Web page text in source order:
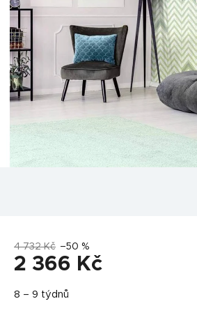
4 732 Kč –50 %
2 366 Kč
cena:
8 – 9 týdnů